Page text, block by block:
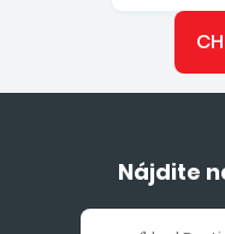
Nájdite